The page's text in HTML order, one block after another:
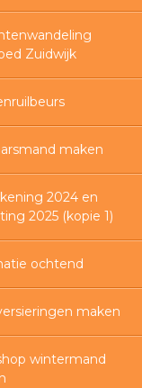
Zuidwijk
maken
2024 en
2025 (kopie 1)
ochtend
maken
wintermand